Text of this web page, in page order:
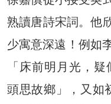
熟讀唐詩宋詞。他
少寓意深遠！例如
「床前明月光，
頭思故鄉」，又如